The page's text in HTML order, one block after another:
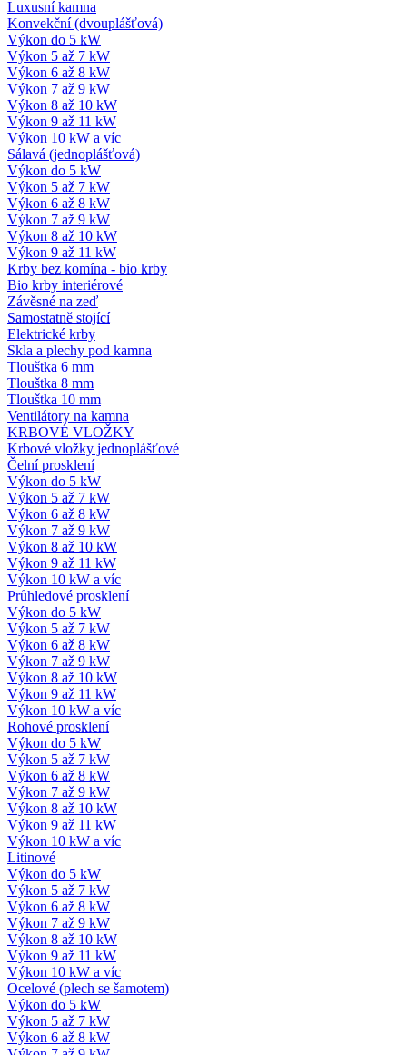
Luxusní kamna
Konvekční (dvouplášťová)
Výkon do 5 kW
Výkon 5 až 7 kW
Výkon 6 až 8 kW
Výkon 7 až 9 kW
Výkon 8 až 10 kW
Výkon 9 až 11 kW
Výkon 10 kW a víc
Sálavá (jednoplášťová)
Výkon do 5 kW
Výkon 5 až 7 kW
Výkon 6 až 8 kW
Výkon 7 až 9 kW
Výkon 8 až 10 kW
Výkon 9 až 11 kW
Krby bez komína - bio krby
Bio krby interiérové
Závěsné na zeď
Samostatně stojící
Elektrické krby
Skla a plechy pod kamna
Tlouštka 6 mm
Tlouštka 8 mm
Tlouštka 10 mm
Ventilátory na kamna
KRBOVÉ VLOŽKY
Krbové vložky jednoplášťové
Čelní prosklení
Výkon do 5 kW
Výkon 5 až 7 kW
Výkon 6 až 8 kW
Výkon 7 až 9 kW
Výkon 8 až 10 kW
Výkon 9 až 11 kW
Výkon 10 kW a víc
Průhledové prosklení
Výkon do 5 kW
Výkon 5 až 7 kW
Výkon 6 až 8 kW
Výkon 7 až 9 kW
Výkon 8 až 10 kW
Výkon 9 až 11 kW
Výkon 10 kW a víc
Rohové prosklení
Výkon do 5 kW
Výkon 5 až 7 kW
Výkon 6 až 8 kW
Výkon 7 až 9 kW
Výkon 8 až 10 kW
Výkon 9 až 11 kW
Výkon 10 kW a víc
Litinové
Výkon do 5 kW
Výkon 5 až 7 kW
Výkon 6 až 8 kW
Výkon 7 až 9 kW
Výkon 8 až 10 kW
Výkon 9 až 11 kW
Výkon 10 kW a víc
Ocelové (plech se šamotem)
Výkon do 5 kW
Výkon 5 až 7 kW
Výkon 6 až 8 kW